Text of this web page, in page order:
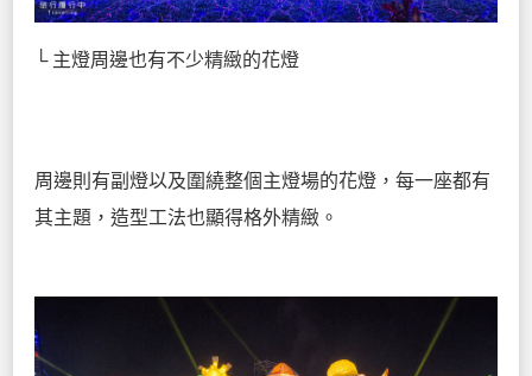
└ 主燈周邊也有不少精緻的花燈
周邊則有副燈以及圍繞整個主燈場的花燈，每一座都有
其主題，造型工法也顯得格外精緻。